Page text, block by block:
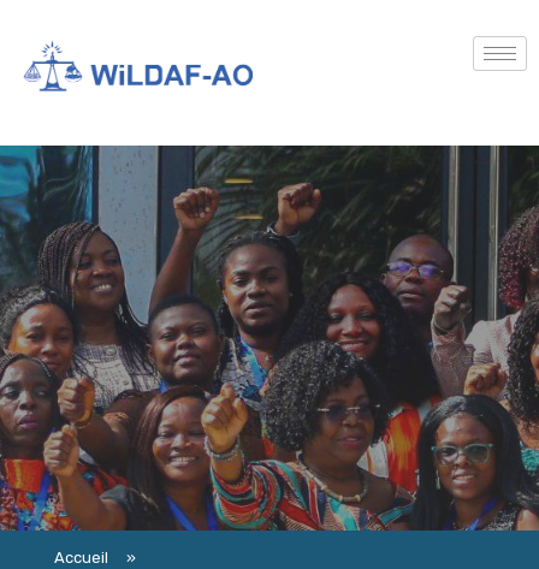
Accueil »